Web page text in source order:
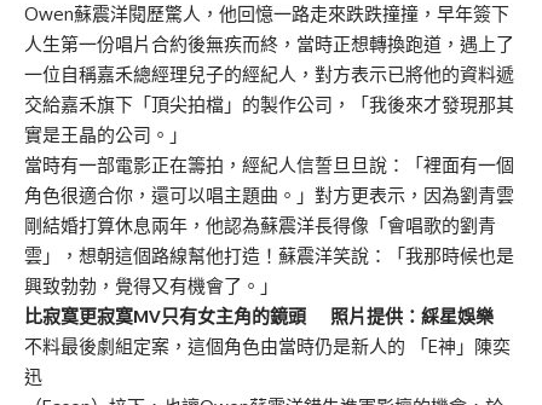
Owen蘇震洋閱歷驚人，他回憶一路走來跌跌撞撞，早年簽下
人生第一份唱片合約後無疾而終，當時正想轉換跑道，遇上了
一位自稱嘉禾總經理兒子的經紀人，對方表示已將他的資料遞
交給嘉禾旗下「頂尖拍檔」的製作公司，「我後來才發現那其
實是王晶的公司。」
當時有一部電影正在籌拍，經紀人信誓旦旦說：「裡面有一個
角色很適合你，還可以唱主題曲。」對方更表示，因為劉青雲
剛結婚打算休息兩年，他認為蘇震洋長得像「會唱歌的劉青
雲」，想朝這個路線幫他打造！蘇震洋笑說：「我那時候也是
興致勃勃，覺得又有機會了。」
比寂寞更寂寞MV只有女主角的鏡頭 照片提供：綵星娛樂
不料最後劇組定案，這個角色由當時仍是新人的 「E神」陳奕
迅